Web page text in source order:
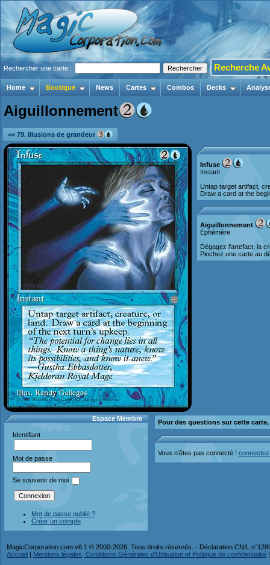
Rechercher une carte : Recherche
Home Boutique News Cartes Combos Decks
Aiguillonnement
<< 79. Illusions de grandeur
Infuse
Instant
Untap target artifact,
Draw a card at the
Aiguillonnement
Éphémère
Dégagez l'artefact, la
Piochez une carte au
Espace Membre
Identifiant
Mot de passe
Se souvenir de moi
Mot de passe oublié ?
Créer un compte
Pour des questions sur cette
Vous n'êtes pas connecté !
MagicCorporation.com v6.1 © 2000-2026. Tous droits réservés. - Déclaration CNIL
Accueil | Mentions légales, Conditions Générales d'Utilisation et Politique de confidentialité